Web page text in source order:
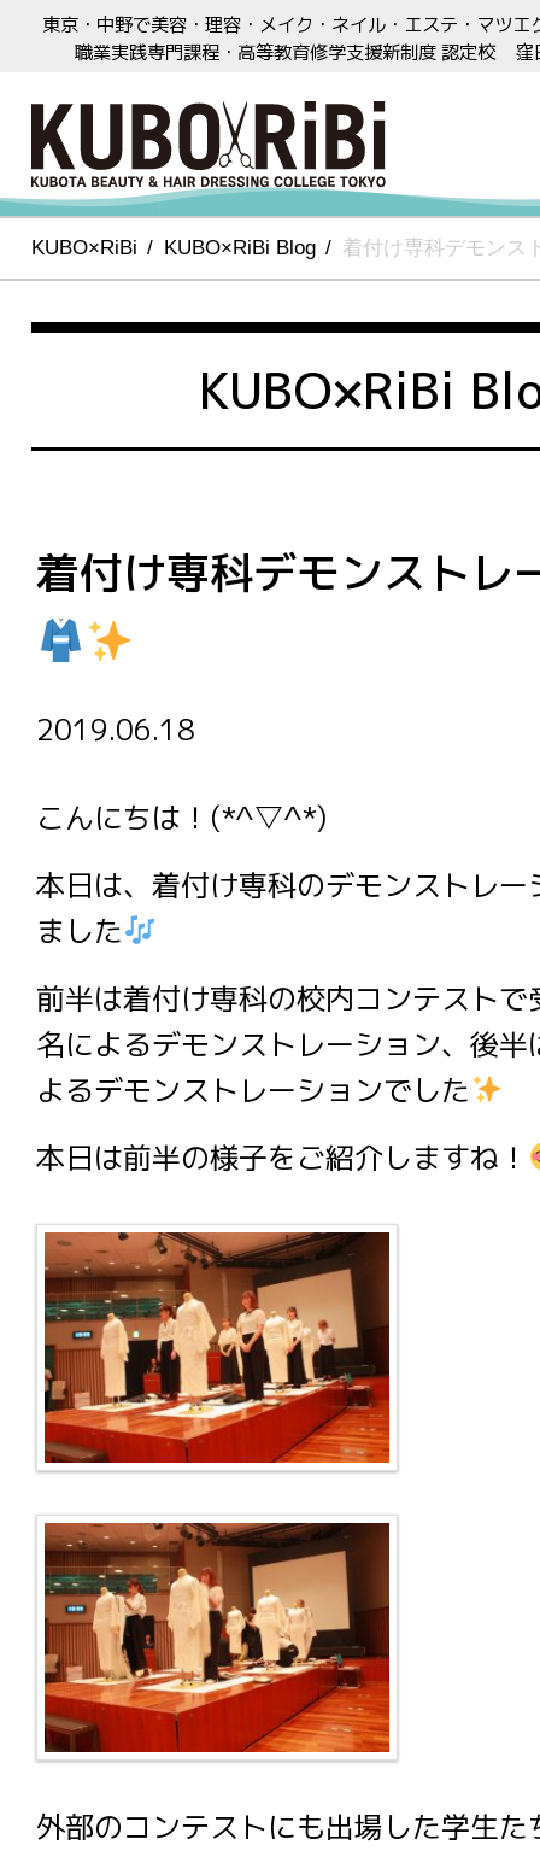
東京・中野で美容・理容・メイク・ネイル・エステ・マツエ
職業実践専門課程・高等教育修学支援新制度 認定校
窪
KUBO×RiBi KUBO×RiBi Blog 着付け専科デモンス
KUBO×RiBi
着付け専科デモンストレ
2019.06.18
こんにちは！(*^▽^*)
本日は、着付け専科のデモンストレー
ました
前半は着付け専科の校内コンテスト
名によるデモンストレーション、後
よるデモンストレーションでした
本日は前半の様子をご紹介しますね！
外部のコンテストにも出場した学生